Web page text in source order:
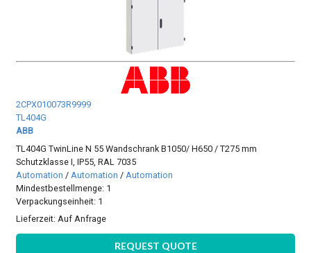
2CPX010073R9999
TL404G
ABB
TL404G TwinLine N 55 Wandschrank B1050/ H650 / T275 mm
Schutzklasse I, IP55, RAL 7035
Automation / Automation / Automation
Mindestbestellmenge: 1
Verpackungseinheit: 1
Lieferzeit: Auf Anfrage
REQUEST QUOTE